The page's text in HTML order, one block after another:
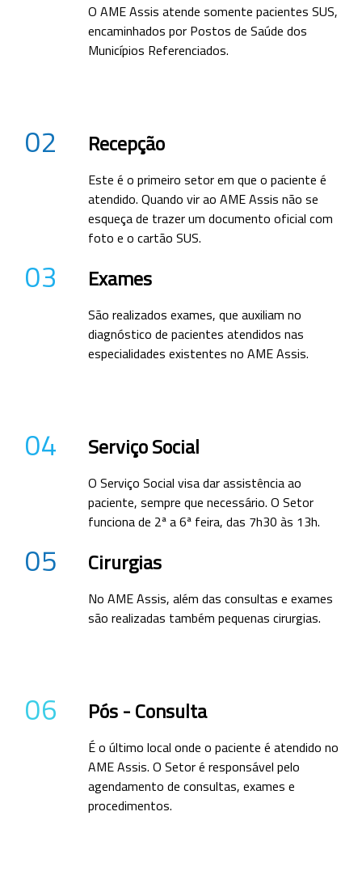
O AME Assis atende somente pacientes SUS,
encaminhados por Postos de Saúde dos
Municípios Referenciados.
02 Recepção
Este é o primeiro setor em que o paciente é
atendido. Quando vir ao AME Assis não se
esqueça de trazer um documento oficial com
foto e o cartão SUS.
03 Exames
São realizados exames, que auxiliam no
diagnóstico de pacientes atendidos nas
especialidades existentes no AME Assis.
04 Serviço Social
O Serviço Social visa dar assistência ao
paciente, sempre que necessário. O Setor
funciona de 2ª a 6ª feira, das 7h30 às 13h.
05 Cirurgias
No AME Assis, além das consultas e exames
são realizadas também pequenas cirurgias.
06 Pós - Consulta
É o último local onde o paciente é atendido no
AME Assis. O Setor é responsável pelo
agendamento de consultas, exames e
procedimentos.